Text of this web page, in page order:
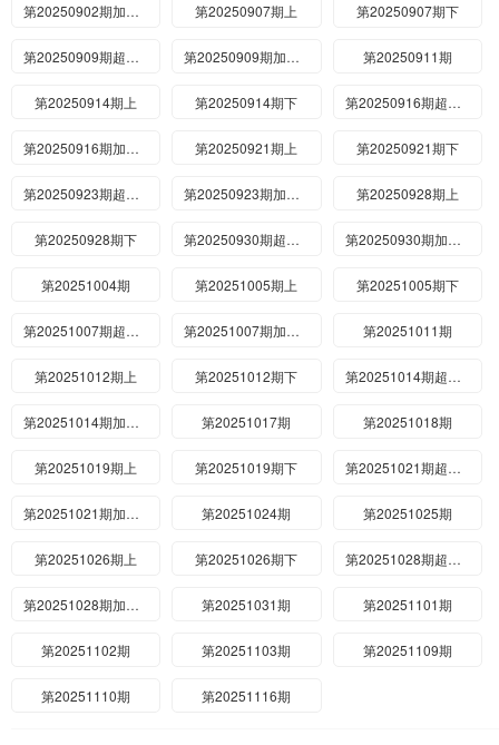
第20250902期加更版 第20250907期上 第20250907期下
第20250909期超有料 第20250909期加更版 第20250911期
第20250914期上 第20250914期下 第20250916期超有料
第20250916期加更版 第20250921期上 第20250921期下
第20250923期超有料 第20250923期加更版 第20250928期上
第20250928期下 第20250930期超有料 第20250930期加更版
第20251004期 第20251005期上 第20251005期下
第20251007期超有料 第20251007期加更版 第20251011期
第20251012期上 第20251012期下 第20251014期超有料
第20251014期加更版 第20251017期 第20251018期
第20251019期上 第20251019期下 第20251021期超有料
第20251021期加更版 第20251024期 第20251025期
第20251026期上 第20251026期下 第20251028期超有料
第20251028期加更版 第20251031期 第20251101期
第20251102期 第20251103期 第20251109期
第20251110期 第20251116期